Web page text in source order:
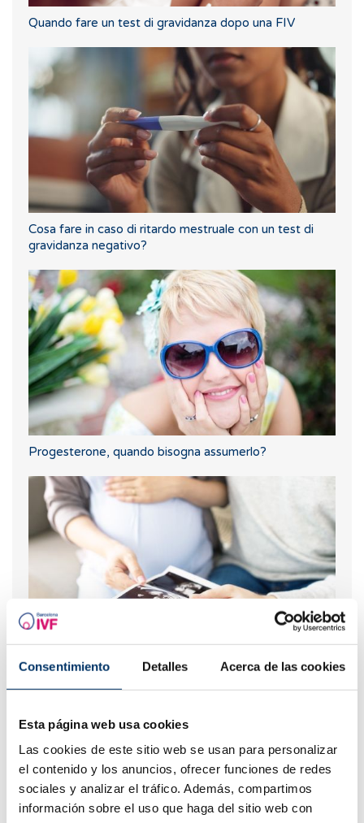
Consentimiento Detalles Acerca de las cookies
Esta página web usa cookies
Las cookies de este sitio web se usan para personalizar
el contenido y los anuncios, ofrecer funciones de redes
sociales y analizar el tráfico. Además, compartimos
información sobre el uso que haga del sitio web con
Quando fare un test di gravidanza dopo una FIV
Cosa fare in caso di ritardo mestruale con un test di
gravidanza negativo?
Progesterone, quando bisogna assumerlo?
Trattamenti di fertilità: cosa aspettarsi o non aspettarsi
nelle due settimane di attesa prima del test di
gravidanza?